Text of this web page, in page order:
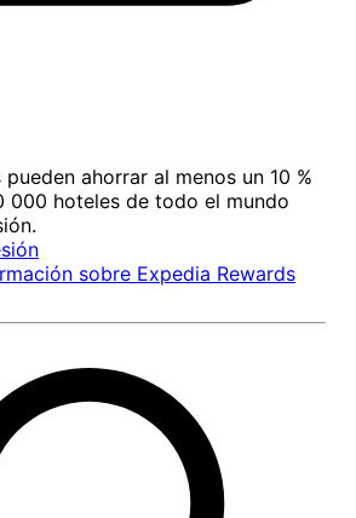
ahorrar al menos un 10 %
000 hoteles de todo el mundo
sobre Expedia Rewards